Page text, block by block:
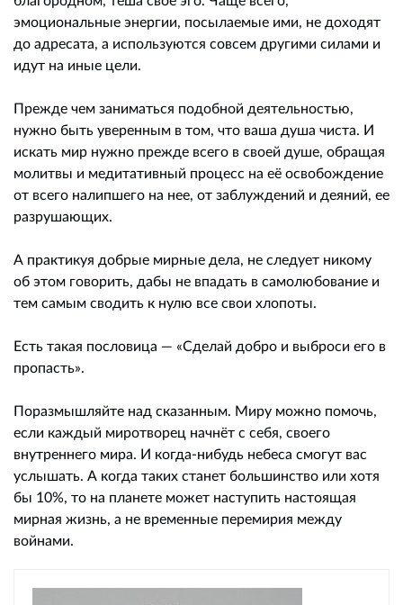
эмоциональные энергии, посылаемые ими, не доходят
до адресата, а используются совсем другими силами и
идут на иные цели.
Прежде чем заниматься подобной деятельностью,
нужно быть уверенным в том, что ваша душа чиста. И
искать мир нужно прежде всего в своей душе, обращая
молитвы и медитативный процесс на её освобождение
от всего налипшего на нее, от заблуждений и деяний, ее
разрушающих.
А практикуя добрые мирные дела, не следует никому
об этом говорить, дабы не впадать в самолюбование и
тем самым сводить к нулю все свои хлопоты.
Есть такая пословица — «Сделай добро и выброси его в
пропасть».
Поразмышляйте над сказанным. Миру можно помочь,
если каждый миротворец начнёт с себя, своего
внутреннего мира. И когда-нибудь небеса смогут вас
услышать. А когда таких станет большинство или хотя
бы 10%, то на планете может наступить настоящая
мирная жизнь, а не временные перемирия между
войнами.